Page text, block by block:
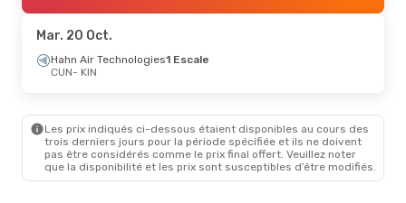
KIN- CUN
Ven. 18 Sept.- Dim. 20 Sept.
- CUN
Ven. 21 Août- Dim. 23 Août
Mar. 20 Oct.
Hahn Air Technologies1 Escale
CUN- KIN
Les prix indiqués ci-dessous étaient disponibles au cours des
trois derniers jours pour la période spécifiée et ils ne doivent
pas être considérés comme le prix final offert. Veuillez noter
que la disponibilité et les prix sont susceptibles d’être modifiés.